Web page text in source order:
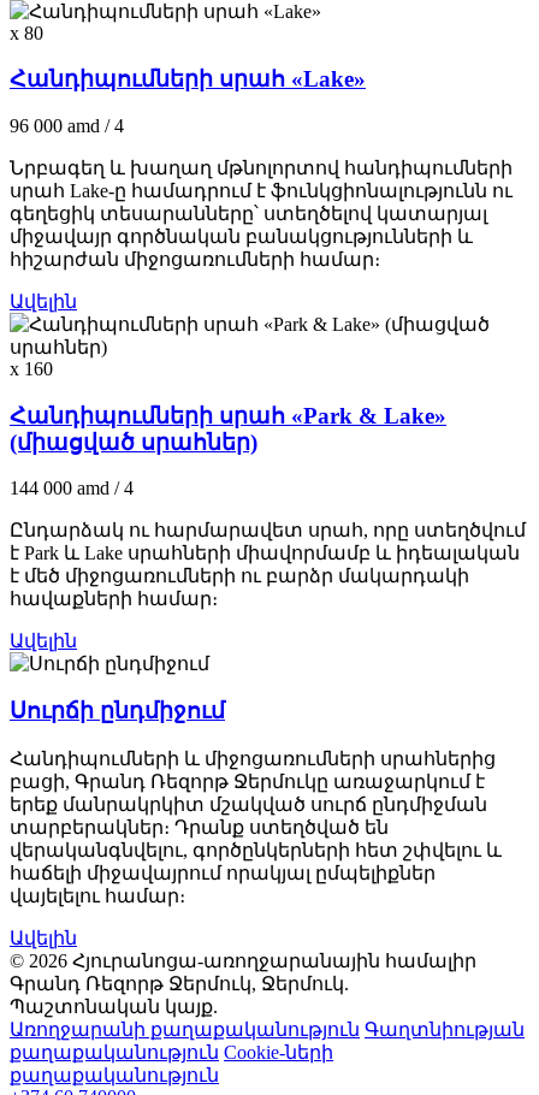
x 80
Հանդիպումների սրահ «Lake»
96 000 amd / 4
Նրբագեղ և խաղաղ մթնոլորտով հանդիպումների
սրահ Lake-ը համադրում է ֆունկցիոնալությունն ու
գեղեցիկ տեսարանները՝ ստեղծելով կատարյալ
միջավայր գործնական բանակցությունների և
հիշարժան միջոցառումների համար։
Ավելին
x 160
Հանդիպումների սրահ «Park & Lake»
(միացված սրահներ)
144 000 amd / 4
Ընդարձակ ու հարմարավետ սրահ, որը ստեղծվում
է Park և Lake սրահների միավորմամբ և իդեալական
է մեծ միջոցառումների ու բարձր մակարդակի
հավաքների համար։
Ավելին
Սուրճի ընդմիջում
Հանդիպումների և միջոցառումների սրահներից
բացի, Գրանդ Ռեզորթ Ջերմուկը առաջարկում է
երեք մանրակրկիտ մշակված սուրճ ընդմիջման
տարբերակներ։ Դրանք ստեղծված են
վերականգնվելու, գործընկերների հետ շփվելու և
հաճելի միջավայրում որակյալ ըմպելիքներ
վայելելու համար։
Ավելին
© 2026 Հյուրանոցա-առողջարանային համալիր
Գրանդ Ռեզորթ Ջերմուկ, Ջերմուկ.
Պաշտոնական կայք.
Առողջարանի քաղաքականություն Գաղտնիության
քաղաքականություն Cookie-ների
քաղաքականություն